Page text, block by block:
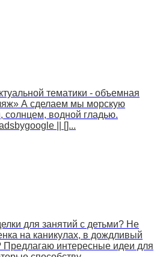
тематики - объемная
А сделаем мы морскую
солнцем, водной гладью.
|| []...
для занятий с детьми? Не
на каникулах, в дождливый
Предлагаю интересные идеи для